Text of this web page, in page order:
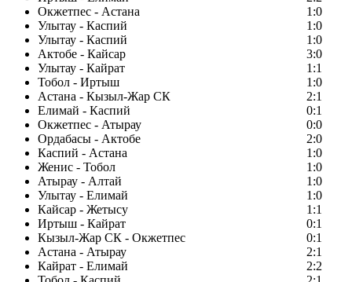
Окжетпес - Астана
1:0
Улытау - Каспий
1:0
Улытау - Каспий
1:0
Актобе - Кайсар
3:0
Улытау - Кайрат
1:1
Тобол - Иртыш
1:0
Астана - Кызыл-Жар СК
2:1
Елимай - Каспий
0:1
Окжетпес - Атырау
0:0
Ордабасы - Актобе
2:0
Каспий - Астана
1:0
Женис - Тобол
1:0
Атырау - Алтай
1:0
Улытау - Елимай
1:0
Кайсар - Жетысу
1:1
Иртыш - Кайрат
0:1
Кызыл-Жар СК - Окжетпес
0:1
Астана - Атырау
2:1
Кайрат - Елимай
2:2